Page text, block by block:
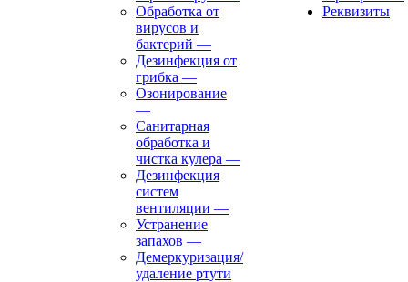
Обработка от
вирусов и
бактерий —
Дезинфекция от
грибка —
Озонирование
—
Санитарная
обработка и
чистка кулера —
Дезинфекция
систем
вентиляции —
Устранение
запахов —
Демеркуризация/
удаление ртути
Реквизиты